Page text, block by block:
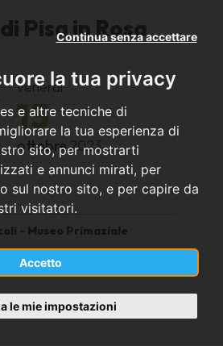
la tua privacy
e altre tecniche di
la tua esperienza di
sito, per mostrarti
e annunci mirati, per
sul nostro sito, e per capire da
visitatori.
Accetto
Continua senza accettare
le mie impostazioni
Pisa in Rosa
venerdì
13
ottobre2023
- Museo Primaziale